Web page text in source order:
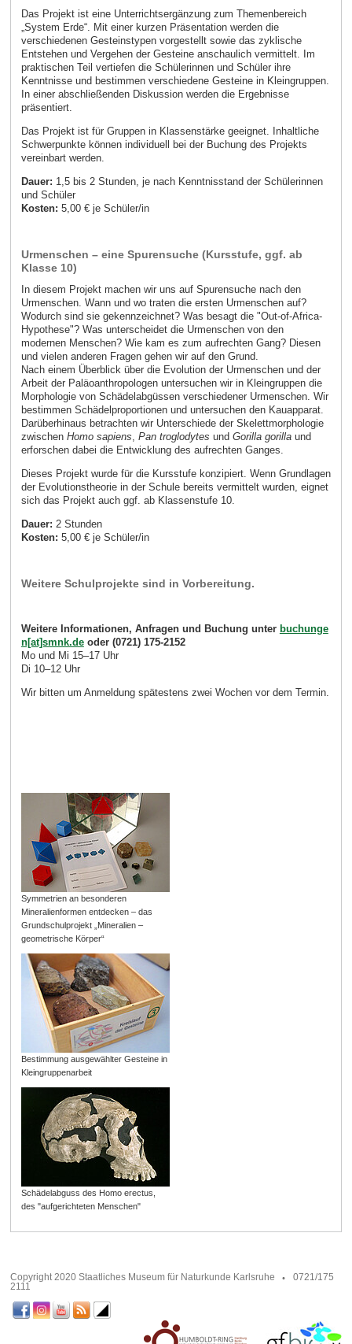
Das Projekt ist eine Unterrichtsergänzung zum Themenbereich
„System Erde“. Mit einer kurzen Präsentation werden die
verschiedenen Gesteinstypen vorgestellt sowie das zyklische
Entstehen und Vergehen der Gesteine anschaulich vermittelt. Im
praktischen Teil vertiefen die Schülerinnen und Schüler ihre
Kenntnisse und bestimmen verschiedene Gesteine in Kleingruppen.
In einer abschließenden Diskussion werden die Ergebnisse
präsentiert.
Das Projekt ist für Gruppen in Klassenstärke geeignet. Inhaltliche
Schwerpunkte können individuell bei der Buchung des Projekts
vereinbart werden.
Dauer: 1,5 bis 2 Stunden, je nach Kenntnisstand der Schülerinnen
und Schüler
Kosten: 5,00 € je Schüler/in
Urmenschen – eine Spurensuche (Kursstufe, ggf. ab
Klasse 10)
In diesem Projekt machen wir uns auf Spurensuche nach den
Urmenschen. Wann und wo traten die ersten Urmenschen auf?
Wodurch sind sie gekennzeichnet? Was besagt die "Out-of-Africa-
Hypothese"? Was unterscheidet die Urmenschen von den
modernen Menschen? Wie kam es zum aufrechten Gang? Diesen
und vielen anderen Fragen gehen wir auf den Grund.
Nach einem Überblick über die Evolution der Urmenschen und der
Arbeit der Paläoanthropologen untersuchen wir in Kleingruppen die
Morphologie von Schädelabgüssen verschiedener Urmenschen. Wir
bestimmen Schädelproportionen und untersuchen den Kauapparat.
Darüberhinaus betrachten wir Unterschiede der Skelettmorphologie
zwischen Homo sapiens, Pan troglodytes und Gorilla gorilla und
erforschen dabei die Entwicklung des aufrechten Ganges.
Dieses Projekt wurde für die Kursstufe konzipiert. Wenn Grundlagen
der Evolutionstheorie in der Schule bereits vermittelt wurden, eignet
sich das Projekt auch ggf. ab Klassenstufe 10.
Dauer: 2 Stunden
Kosten: 5,00 € je Schüler/in
Weitere Schulprojekte sind in Vorbereitung.
Weitere Informationen, Anfragen und Buchung unter buchunge
n[at]smnk.deoder (0721) 175-2152
Mo und Mi 15–17 Uhr
Di 10–12 Uhr
Wir bitten um Anmeldung spätestens zwei Wochen vor dem Termin.
Symmetrien an besonderen
Mineralienformen entdecken – das
Grundschulprojekt „Mineralien –
geometrische Körper“
Bestimmung ausgewählter Gesteine in
Kleingruppenarbeit
Schädelabguss des Homo erectus,
des "aufgerichteten Menschen"
Copyright 2020 Staatliches Museum für Naturkunde Karlsruhe
0721/175
2111